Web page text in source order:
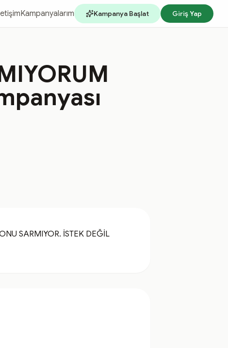
Kampanyalarım Kampanya Başlat Giriş Yap
SARMIYOR. İSTEK DEĞİL